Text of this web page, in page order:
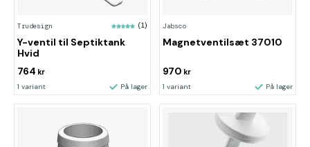
Trudesign (1)
Y-ventil til Septiktank
Hvid
764 kr
1 variant På lager
Jabsco
Magnetventilsæt 37010
970 kr
1 variant På lager